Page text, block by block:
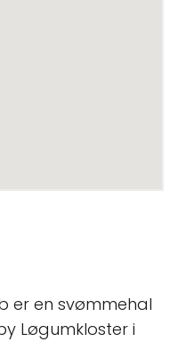
er en svømmehal
Løgumkloster i